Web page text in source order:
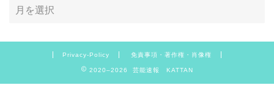
Privacy-Policy 免責事項・著作権・肖像権
2020–2026 芸能速報 KATTAN